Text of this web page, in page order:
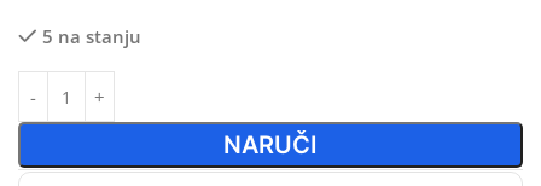
5 na stanju
NARUČI